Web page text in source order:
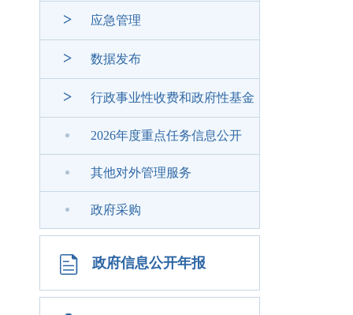
> 应急管理
> 数据发布
> 行政事业性收费和政府性基金
2026年度重点任务信息公开
其他对外管理服务
政府采购
政府信息公开年报